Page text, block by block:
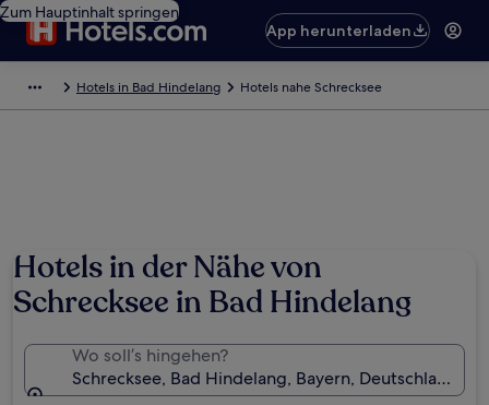
Zum Hauptinhalt springen
App herunterladen
Hotels in Bad Hindelang Hotels nahe Schrecksee
Hotels in der Nähe von
Schrecksee in Bad Hindelang
Wo soll’s hingehen?
Schrecksee, Bad Hindelang, Bayern, Deutschland